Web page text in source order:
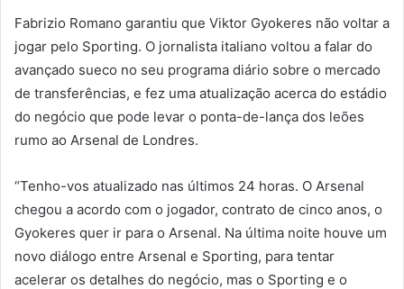
Fabrizio Romano garantiu que Viktor Gyokeres não voltar a
jogar pelo Sporting. O jornalista italiano voltou a falar do
avançado sueco no seu programa diário sobre o mercado
de transferências, e fez uma atualização acerca do estádio
do negócio que pode levar o ponta-de-lança dos leões
rumo ao Arsenal de Londres.
“Tenho-vos atualizado nas últimos 24 horas. O Arsenal
chegou a acordo com o jogador, contrato de cinco anos, o
Gyokeres quer ir para o Arsenal. Na última noite houve um
novo diálogo entre Arsenal e Sporting, para tentar
acelerar os detalhes do negócio, mas o Sporting e o